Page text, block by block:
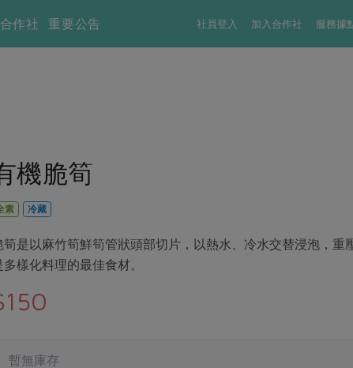
社員登入 加入合作社 服務據
作社 重要公告
機脆筍
素 冷藏
筍是以麻竹筍鮮筍管狀頭部切片，以熱水、冷水交替浸泡，重
多樣化料理的最佳食材。
暫無庫存